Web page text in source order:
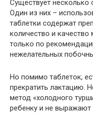
Существует несколько
Один из них –
таблетки содержат
количество и
только по
нежелательных
Но помимо таблеток,
прекратить
метод «холодного
ребенку и не